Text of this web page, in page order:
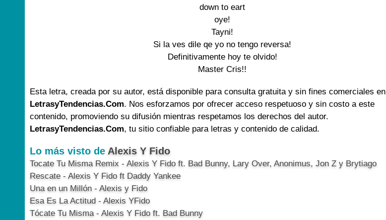
down to eart
oye!
Tayni!
Si la ves dile qe yo no tengo reversa!
Definitivamente hoy te olvido!
Master Cris!!
Esta letra, creada por su autor, está disponible para consulta gratuita y sin fines comerciales en
LetrasyTendencias.Com. Nos esforzamos por ofrecer acceso respetuoso y sin costo a este
contenido, promoviendo su difusión mientras respetamos los derechos del autor.
LetrasyTendencias.Com, tu sitio confiable para letras y contenido de calidad.
Lo más visto de Alexis Y Fido
Tocate Tu Misma Remix - Alexis Y Fido ft. Bad Bunny, Lary Over, Anonimus, Jon Z y Brytiago
Rescate - Alexis Y Fido ft Daddy Yankee
Una en un Millón - Alexis y Fido
Esa Es La Actitud - Alexis YFido
Tócate Tu Misma - Alexis Y Fido ft. Bad Bunny